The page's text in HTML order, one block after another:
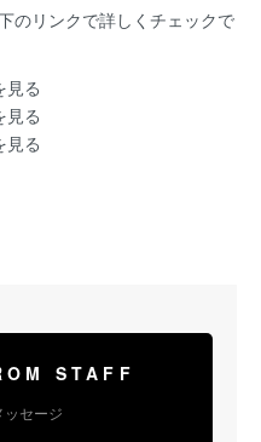
のリンクで詳しくチェックで
見る
見る
見る
STAFF
ッセージ